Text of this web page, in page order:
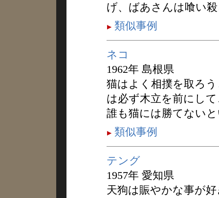
げ、ばあさんは喰い
類似事例
ネコ
1962年 島根県
猫はよく相撲を取ろ
は必ず木立を前にし
誰も猫には勝てない
類似事例
テング
1957年 愛知県
天狗は賑やかな事が